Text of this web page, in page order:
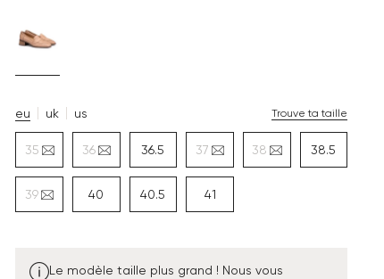
eu uk us Trouve ta taille
35 36 36.5 37 38 38.5
39 40 40.5 41
Le modèle taille plus grand ! Nous vous